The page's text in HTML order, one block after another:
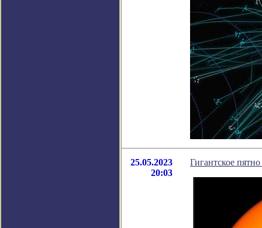
25.05.2023
20:03
Гигантское